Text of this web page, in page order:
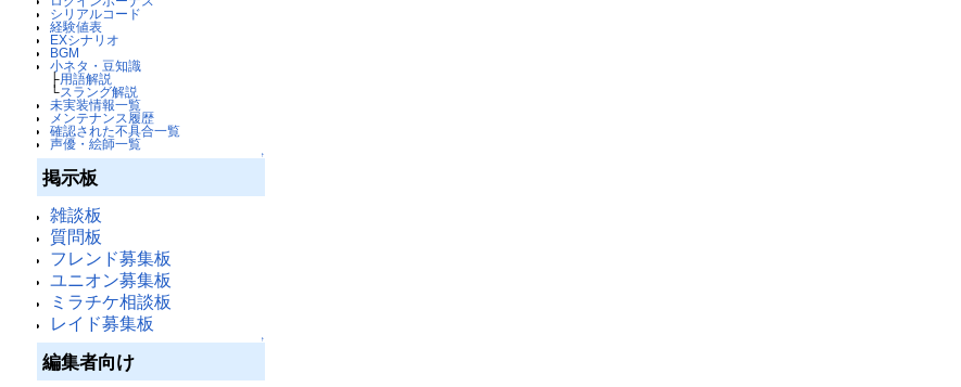
シリアルコード
経験値表
EXシナリオ
BGM
小ネタ・豆知識
├用語解説
└スラング解説
未実装情報一覧
メンテナンス履歴
確認された不具合一覧
声優・絵師一覧
↑
掲示板
雑談板
質問板
フレンド募集板
ユニオン募集板
ミラチケ相談板
レイド募集板
↑
編集者向け